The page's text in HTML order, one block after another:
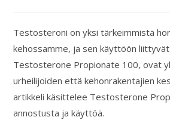
Testosteroni on yksi tärkeimmistä
kehossamme, ja sen käyttöön
Testosterone Propionate 100, ovat
urheilijoiden että kehonrakentajien
artikkeli käsittelee Testosterone
annostusta ja käyttöä.